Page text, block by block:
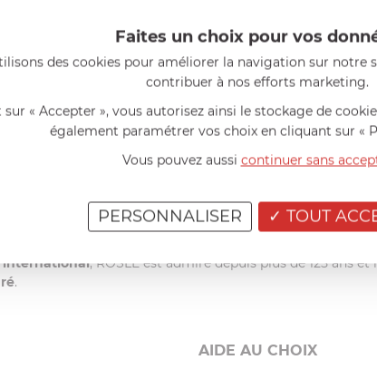
augmentent et vous n'avez désormais plus d'excuse
à la perfection et leurs arômes feront chavirer vos
options: fumoir, four, cuiseur à vapeur et four à
nourrit de son expérience et de son histoire pour vous
de barbecue dans votre jardin.
, toujours à
international, RÖSLE est admiré depuis plus de 125 ans
.
AIDE AU CHOIX
Faites un choix pour vos
des cookies pour améliorer la navigation sur notre
contribuer à nos efforts marketing.
sur « Accepter », vous autorisez ainsi le stockage de
également paramétrer vos choix en cliquant sur «
Vous pouvez aussi continuer sans
TOUT
PERSONNALISER